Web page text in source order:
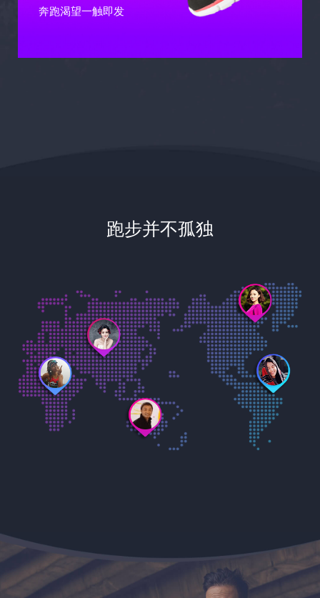
奔跑渴望一触即发
跑步并不孤独
刘公子爱读书 山东济南
悦跑号：9308536
480.57公里·77.6小时
越跑团-薇薇vivian 广东广州
悦跑号：920713
2900.20公里·365.9小时
毛大庆 北京
悦跑号：538228
1138.9公里·138.6小时
小古夕 河
悦跑号：
1000.84公